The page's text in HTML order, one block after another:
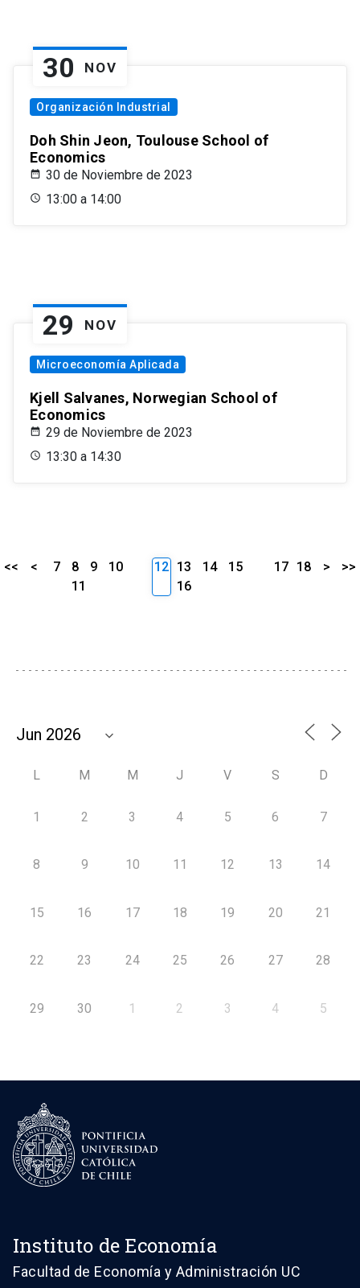
30 NOV
Organización Industrial
Doh Shin Jeon, Toulouse School of
Economics
30 de Noviembre de 2023
13:00 a 14:00
29 NOV
Microeconomía Aplicada
Kjell Salvanes, Norwegian School of
Economics
29 de Noviembre de 2023
13:30 a 14:30
<< < 7 8 9
10
11
12 13 14
15
16
17 18 > >>
L M M J V S D
1 2 3 4 5 6 7
8 9 10 11 12 13 14
15 16 17 18 19 20 21
22 23 24 25 26 27 28
29 30 1 2 3 4 5
Instituto de Economía
Facultad de Economía y Administración UC